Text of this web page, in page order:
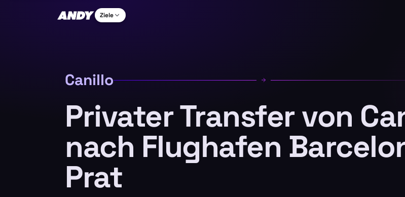
Ziele
Canillo
Privater Transfer von
nach Flughafen
Prat